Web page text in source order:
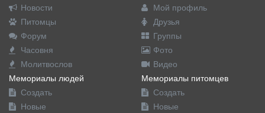
Новости
Питомцы
Форум
Часовня
Молитвослов
Мой профиль
Друзья
Группы
Фото
Видео
Мемориалы людей
Создать
Новые
Мемориалы питомцев
Создать
Новые